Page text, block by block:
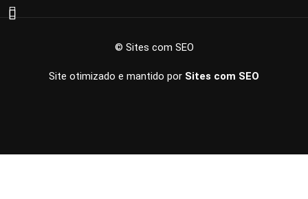
© Sites com SEO
Site otimizado e mantido por Sites com SEO